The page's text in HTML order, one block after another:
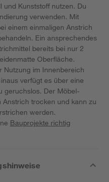
und Kunststoff nutzen. Du
verwenden. Mit
einem einmaligen Anstrich
Ein ansprechendes
bereits bei nur 2
Oberfläche.
Nutzung im Innenbereich
verfügt es über eine
geruchslos. Der Möbel-
trocken und kann zu
werden.
Bauprojekte richtig